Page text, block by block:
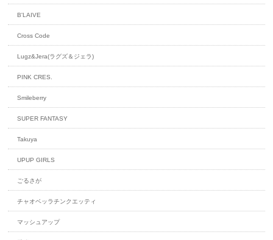
B'LAIVE
Cross Code
Lugz&Jera(ラグズ＆ジェラ)
PINK CRES.
Smileberry
SUPER FANTASY
Takuya
UPUP GIRLS
ごるさが
チャオベッラチンクエッティ
マッシュアップ